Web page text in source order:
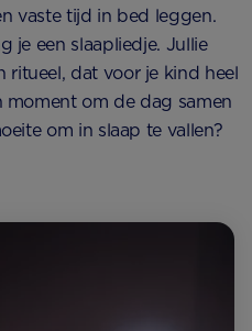
vaste tijd in bed leggen.
je een slaapliedje. Jullie
ritueel, dat voor je kind heel
moment om de dag samen
om in slaap te vallen?